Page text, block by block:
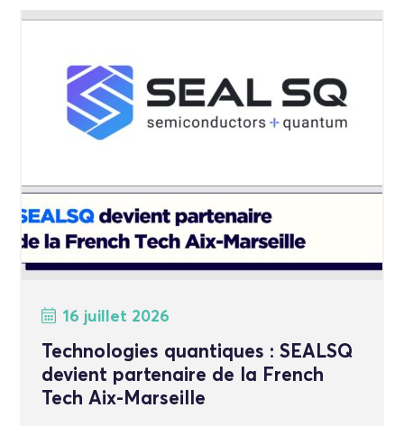
16 juillet 2026
Technologies quantiques : SEALSQ
devient partenaire de la French
Tech Aix-Marseille